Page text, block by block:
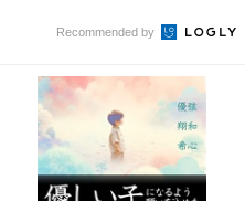
Recommended by